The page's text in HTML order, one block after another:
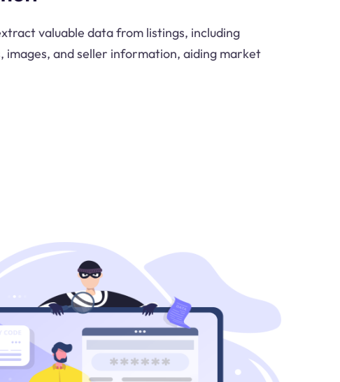
valuable data from listings, including
images, and seller information, aiding market